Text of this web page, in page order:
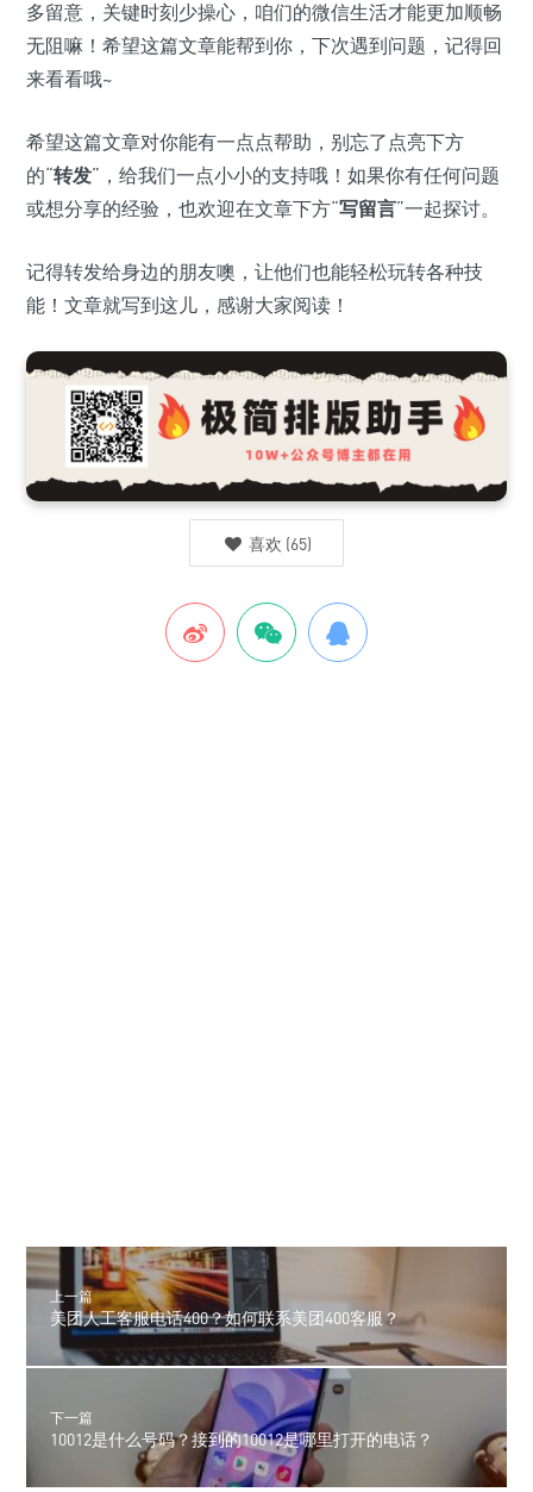
多留意，关键时刻少操心，咱们的微信生活才能更加顺畅
无阻嘛！希望这篇文章能帮到你，下次遇到问题，记得回
来看看哦~
希望这篇文章对你能有一点点帮助，别忘了点亮下方
的“转发”，给我们一点小小的支持哦！如果你有任何问题
或想分享的经验，也欢迎在文章下方“写留言”一起探讨。
记得转发给身边的朋友噢，让他们也能轻松玩转各种技
能！文章就写到这儿，感谢大家阅读！
喜欢 (65)
上一篇
美团人工客服电话400？如何联系美团400客服？
下一篇
10012是什么号码？接到的10012是哪里打开的电话？